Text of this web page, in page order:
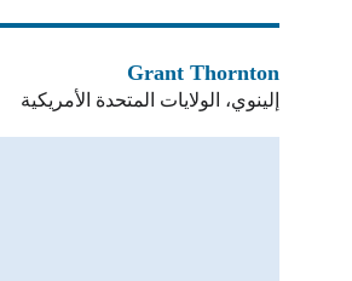
Grant Thornton
إلينوي، الولايات المتحدة الأمريكية